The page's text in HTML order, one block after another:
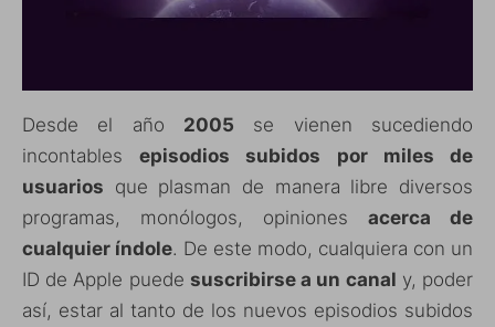
Desde el año 2005 se vienen sucediendo
incontablesepisodios subidos por miles de
usuarios que plasman de manera libre diversos
programas, monólogos, opiniones acerca de
cualquier índole. De este modo, cualquiera con un
ID de Apple puede suscribirse a un canal y, poder
así, estar al tanto de los nuevos episodios subidos